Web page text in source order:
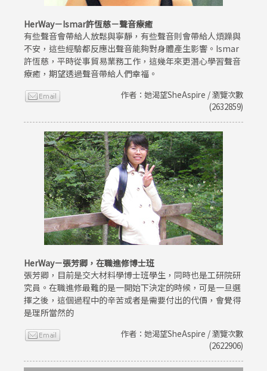
HerWay－Ismar許恆慈－聲音療癒
有些聲音會帶給人放鬆與寧靜，有些聲音則會帶給人煩躁與
不安，這些經驗都反應出聲音能夠對身體產生影響。Ismar
許恆慈，平時從事貿易業務工作，這幾年來更潛心學習聲音
療癒，期望透過聲音帶給人們幸福。
作者：她渴望SheAspire / 瀏覽次數
(2632859)
HerWay－張芳卿，在職進修博士班
張芳卿，目前是交大材料學博士班學生，同時也是工研院研
究員。在職進修最難的是一開始下決定的時候，可是一旦選
擇之後，這個過程中的辛苦或者是需要付出的代價，會覺得
是理所當然的
作者：她渴望SheAspire / 瀏覽次數
(2622906)